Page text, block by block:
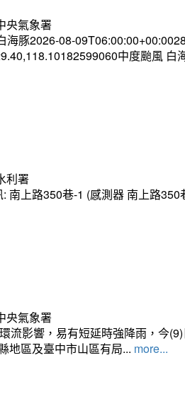
央氣象署
海豚2026-08-
中度颱風 白
利署
南上路350巷-1 (感測器 南上路
央氣象署
流影響，易有短延時強降雨，今
地區及臺中市山區有局... more...